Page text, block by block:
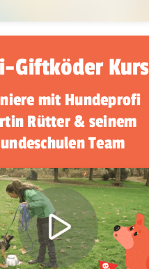
Giftköder Kurs
mit Hundeprofi
Rütter & seinem
Team